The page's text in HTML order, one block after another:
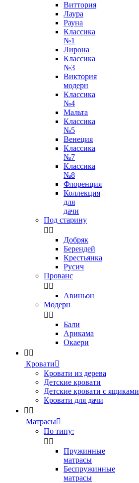
Виттория
Лаура
Рауна
Классика
№1
Лирона
Классика
№3
Виктория
модерн
Классика
№4
Мальта
Классика
№5
Венеция
Классика
№7
Классика
№8
Флоренция
Коллекция
для
дачи
Под старину
 
Добряк
Берендей
Крестьянка
Русич
Прованс
 
Авиньон
Модерн
 
Бали
Арикама
Окаери
 
Кровати
Кровати из дерева
Детские кровати
Детские кровати с ящиками
Кровати для дачи
 
Матрасы
По типу:
 
Пружинные
матрасы
Беспружинные
матрасы